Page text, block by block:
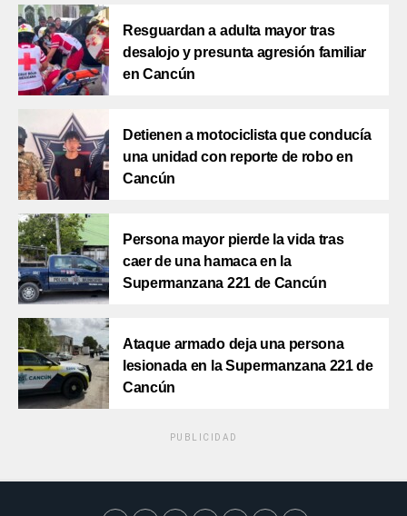
Resguardan a adulta mayor tras
desalojo y presunta agresión familiar
en Cancún
Detienen a motociclista que conducía
una unidad con reporte de robo en
Cancún
Persona mayor pierde la vida tras
caer de una hamaca en la
Supermanzana 221 de Cancún
Ataque armado deja una persona
lesionada en la Supermanzana 221 de
Cancún
PUBLICIDAD